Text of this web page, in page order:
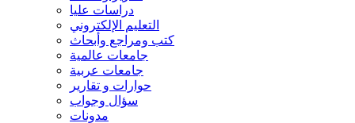
دراسات عليا
التعليم الإلكتروني
كتب ومراجع وأبحاث
جامعات عالمية
جامعات عربية
حوارات و تقارير
سؤال وجواب
مدونات